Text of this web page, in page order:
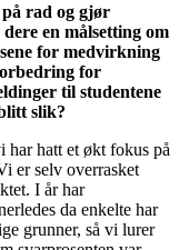
rad og gjør
en målsetting om
for medvirkning
for
til studentene
slik?
har hatt et økt fokus på
er selv overrasket
I år har
da enkelte har
grunner, så vi lurer